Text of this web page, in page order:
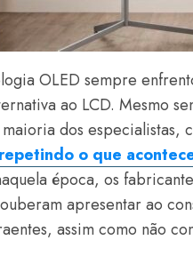
OLED sempre
ao LCD. Mesmo
dos especialistas,
repetindo o que
época, os
apresentar ao
assim como não